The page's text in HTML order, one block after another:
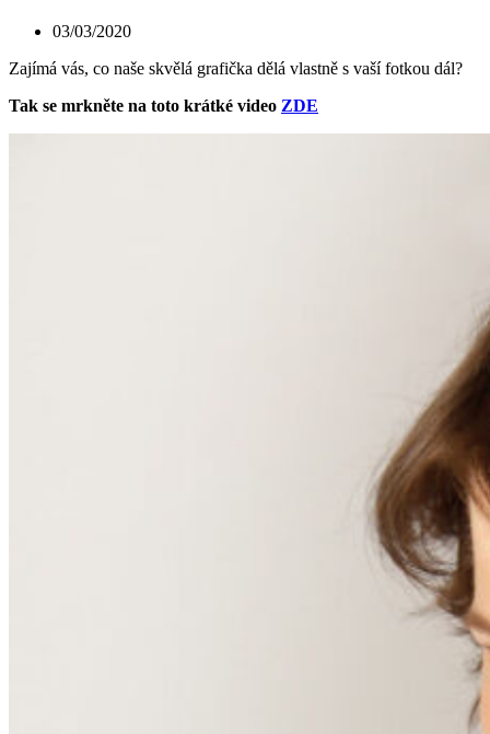
03/03/2020
Zajímá vás, co naše skvělá grafička dělá vlastně s vaší fotkou dál?
Tak se mrkněte na toto krátké video ZDE